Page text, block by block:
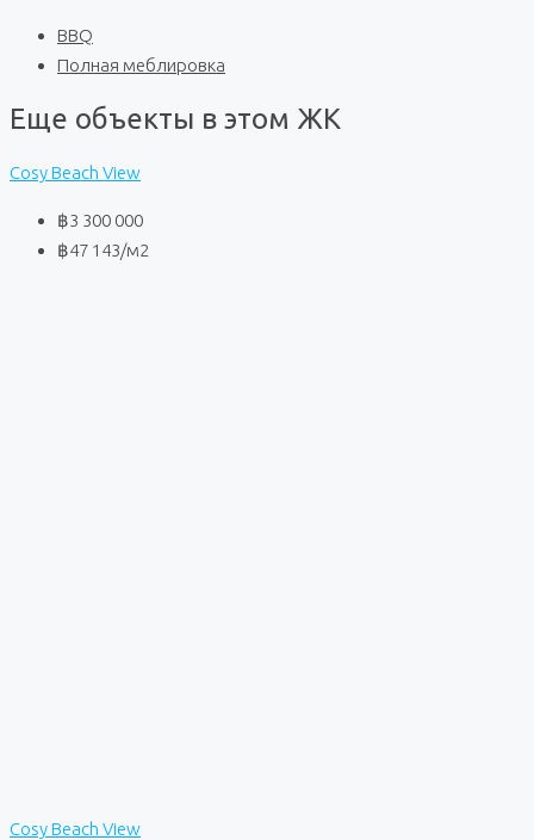
BBQ
Полная меблировка
Еще объекты в этом ЖК
Cosy Beach View
฿3 300 000
฿47 143/м2
Cosy Beach View